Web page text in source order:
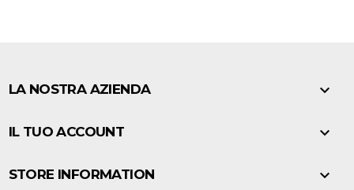
LA NOSTRA AZIENDA 
IL TUO ACCOUNT 
STORE INFORMATION 